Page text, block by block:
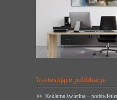
Interesujące publikacje
Reklama świetlna –